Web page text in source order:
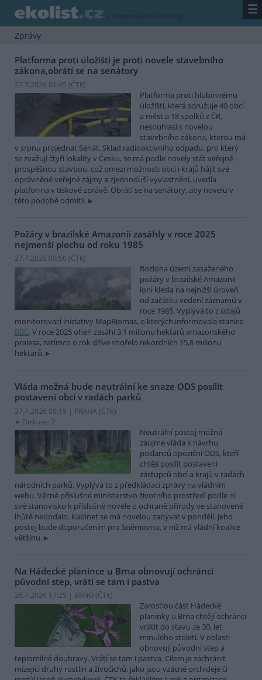
/ zpravodajství / zprávy ☰
Zprávy
Platforma proti úložišti je proti novele stavebního
zákona,obrátí se na senátory
27.7.2026 01:45 (ČTK)
Platforma proti hlubinnému
úložišti, která sdružuje 40 obcí
a měst a 18 spolků z ČR,
nesouhlasí s novelou
stavebního zákona, kterou má
v srpnu projednat Senát. Sklad radioaktivního odpadu, pro který
se zvažují čtyři lokality v Česku, se má podle novely stát veřejně
prospěšnou stavbou, což omezí možnosti obcí i krajů hájit své
oprávněné veřejné zájmy a zjednoduší vyvlastnění, uvedla
platforma v tiskové zprávě. Obrátí se na senátory, aby novelu v
této podobě odmítli.
Požáry v brazilské Amazonii zasáhly v roce 2025
nejmenší plochu od roku 1985
27.7.2026 00:50 (ČTK)
Rozloha území zasaženého
požáry v brazilské Amazonii
loni klesla na nejnižší úroveň
od začátku vedení záznamů v
roce 1985. Vyplývá to z údajů
monitorovací iniciativy MapBiomas, o kterých informovala stanice
BBC. V roce 2025 oheň zasáhl 3,1 milionu hektarů amazonského
pralesa, zatímco o rok dříve shořelo rekordních 15,8 milionu
hektarů.
Vláda možná bude neutrální ke snaze ODS posílit
postavení obcí v radách parků
27.7.2026 00:15 | PRAHA (ČTK)
Diskuse: 2
Neutrální postoj možná
zaujme vláda k návrhu
poslanců opoziční ODS, kteří
chtějí posílit postavení
zástupců obcí a krajů v radách
národních parků. Vyplývá to z předkládací zprávy na vládním
webu. Věcně příslušné ministerstvo životního prostředí podle ní
své stanovisko k příslušné novele o ochraně přírody ve stanovené
lhůtě nedodalo. Kabinet se má novelou zabývat v pondělí. Jeho
postoj bude doporučením pro Sněmovnu, v níž má vládní koalice
většinu.
Na Hádecké planince u Brna obnovují ochránci
původní step, vrátí se tam i pastva
26.7.2026 17:25 | BRNO (ČTK)
Zarostlou část Hádecké
planinky u Brna chtějí ochránci
vrátit do stavu ze 30. let
minulého století. V oblasti
obnovují původní step a
teplomilné doubravy. Vrátí se tam i pastva. Cílem je zachránit
mizející druhy rostlin a živočichů, jako jsou vzácné orchideje či